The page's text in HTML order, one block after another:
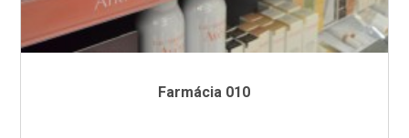
Farmácia 010